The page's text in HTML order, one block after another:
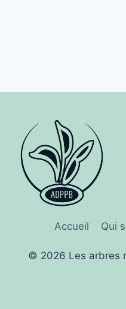
Accueil Qui
© 2026 Les arbres